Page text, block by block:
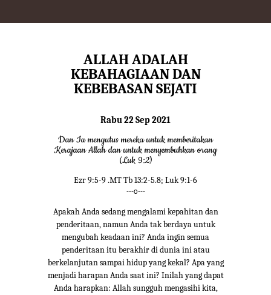
ALLAH ADALAH
KEBAHAGIAAN DAN
KEBEBASAN SEJATI
Rabu 22 Sep 2021
Dan Ia mengutus mereka untuk memberitakan
Kerajaan Allah dan untuk menyembuhkan orang
(Luk 9:2)
Ezr 9:5-9 .MT Tb 13:2-5.8; Luk 9:1-6
---o---
Apakah Anda sedang mengalami kepahitan dan
penderitaan, namun Anda tak berdaya untuk
mengubah keadaan ini? Anda ingin semua
penderitaan itu berakhir di dunia ini atau
berkelanjutan sampai hidup yang kekal? Apa yang
menjadi harapan Anda saat ini? Inilah yang dapat
Anda harapkan: Allah sungguh mengasihi kita,